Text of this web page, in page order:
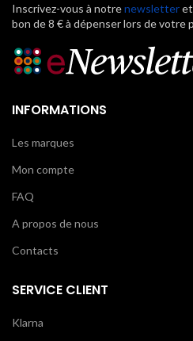
Inscrivez-vous à notrenewsletter
bon de 8 € à dépenser lors de votre
INFORMATIONS
Les marques
Mon compte
FAQ
A propos de nous
Contacts
SERVICE CLIENT
Klarna